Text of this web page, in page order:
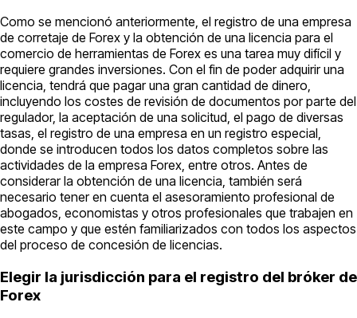
Como se mencionó anteriormente, el registro de una empresa
de corretaje de Forex y la obtención de una licencia para el
comercio de herramientas de Forex es una tarea muy difícil y
requiere grandes inversiones. Con el fin de poder adquirir una
licencia, tendrá que pagar una gran cantidad de dinero,
incluyendo los costes de revisión de documentos por parte del
regulador, la aceptación de una solicitud, el pago de diversas
tasas, el registro de una empresa en un registro especial,
donde se introducen todos los datos completos sobre las
actividades de la empresa Forex, entre otros. Antes de
considerar la obtención de una licencia, también será
necesario tener en cuenta el asesoramiento profesional de
abogados, economistas y otros profesionales que trabajen en
este campo y que estén familiarizados con todos los aspectos
del proceso de concesión de licencias.
Elegir la jurisdicción para el registro del bróker de
Forex